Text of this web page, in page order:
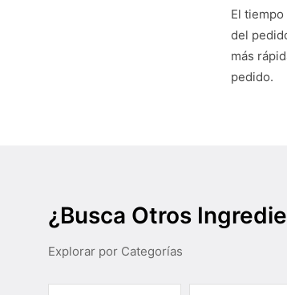
El
del
más
pedido.
¿Busca Otros
Explorar por Categorías